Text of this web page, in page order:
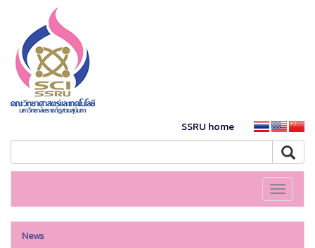
SSRU home
Toggle
News